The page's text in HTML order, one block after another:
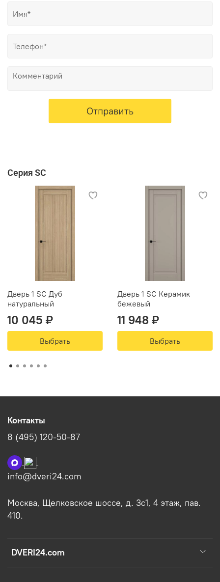
Отправить
Серия SC
Дверь 1 SC Дуб
натуральный
10 045 ₽
Выбрать
Дверь 1 SC Керамик
бежевый
11 948 ₽
Выбрать
DVERI24.com
Контакты
8 (495) 120-50-87
info@dveri24.com
Москва, Щелковское шоссе, д. 3с1, 4 этаж, пав.
410.